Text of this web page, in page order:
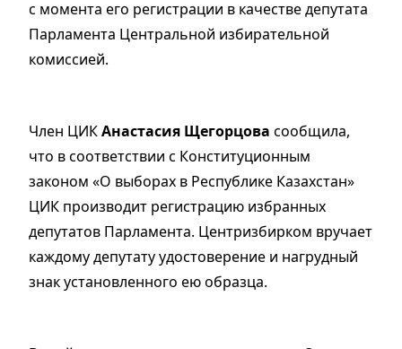
с момента его регистрации в качестве депутата
Парламента Центральной избирательной
комиссией.
Член ЦИКАнастасия Щегорцова сообщила,
что в соответствии с Конституционным
законом «О выборах в Республике Казахстан»
ЦИК производит регистрацию избранных
депутатов Парламента. Центризбирком вручает
каждому депутату удостоверение и нагрудный
знак установленного ею образца.